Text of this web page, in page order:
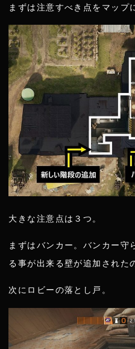
t
t
e
r
e
まずは注意すべき点をマップ
大きな注意点は３つ。
まずはバンカー。バンカー守
る事が出来る壁が追加された
次にロビーの落とし戸。